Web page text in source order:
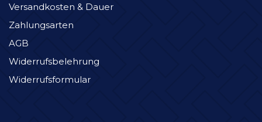
Versandkosten & Dauer
Zahlungsarten
AGB
Widerrufsbelehrung
Widerrufsformular